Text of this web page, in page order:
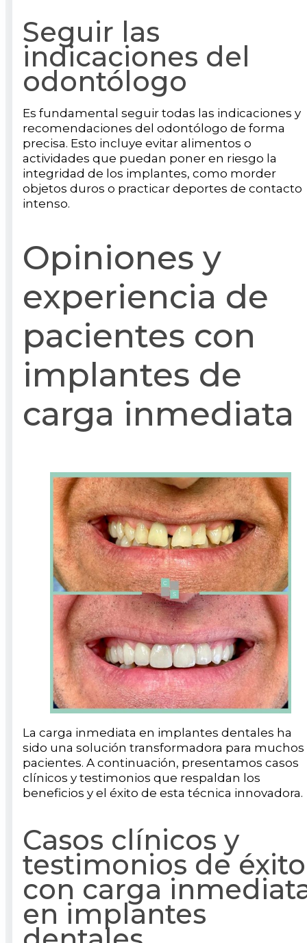
Seguir las
indicaciones del
odontólogo
Es fundamental seguir todas las indicaciones y
recomendaciones del odontólogo de forma
precisa. Esto incluye evitar alimentos o
actividades que puedan poner en riesgo la
integridad de los implantes, como morder
objetos duros o practicar deportes de contacto
intenso.
Opiniones y
experiencia de
pacientes con
implantes de
carga inmediata
La carga inmediata en implantes dentales ha
sido una solución transformadora para muchos
pacientes. A continuación, presentamos casos
clínicos y testimonios que respaldan los
beneficios y el éxito de esta técnica innovadora.
Casos clínicos y
testimonios de éxito
con carga
en implantes